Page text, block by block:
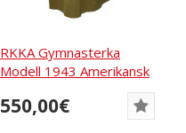
RKKA Gymnasterka
Modell 1943 Amerikansk
550,00€